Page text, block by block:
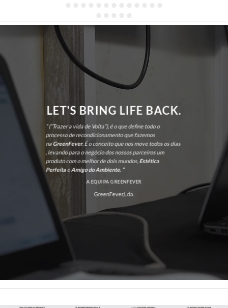
LET'S BRING LIFE BACK.
” (“Trazer a vida de Volta”), é o que define todo o
processo de recondicionamento que fazemos
naGreenFever. É o conceito que nos move todos os dias
, levando para o negócio dos nossos parceiros um
produto com o melhor de dois mundos, Estética
PerfeitaeAmigo do Ambiente. “
A EQUIPA GREENFEVER
GreenFever,Lda.